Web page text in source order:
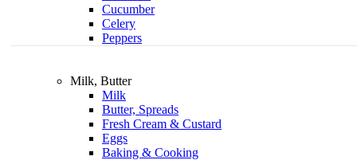
Cucumber
Celery
Peppers
Milk, Butter
Milk
Butter, Spreads
Fresh Cream & Custard
Eggs
Baking & Cooking